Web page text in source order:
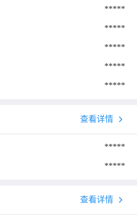
*****
*****
*****
*****
*****
查看详情
*****
*****
查看详情